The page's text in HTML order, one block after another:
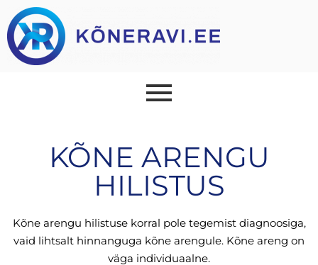
KÕNE ARENGU
HILISTUS
Kõne arengu hilistuse korral pole tegemist diagnoosiga,
vaid lihtsalt hinnanguga kõne arengule. Kõne areng on
väga individuaalne.